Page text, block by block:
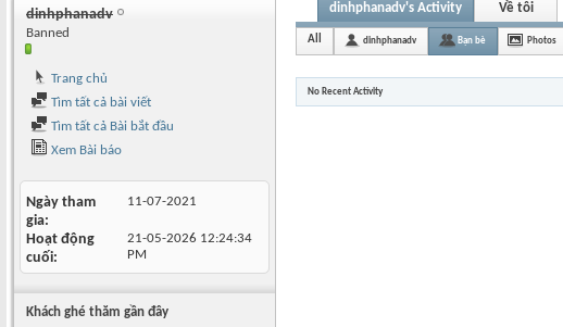
dinhphanadv
Banned
Trang chủ
Tìm tất cả bài viết
Tìm tất cả Bài bắt đầu
Xem Bài báo
Ngày tham
gia
11-07-2021
Hoạt động
cuối
21-05-2026 12:24:34
PM
Khách ghé thăm gần đây
dinhphanadv's Activity Về tôi
All dinhphanadv Bạn bè Photos
No Recent Activity